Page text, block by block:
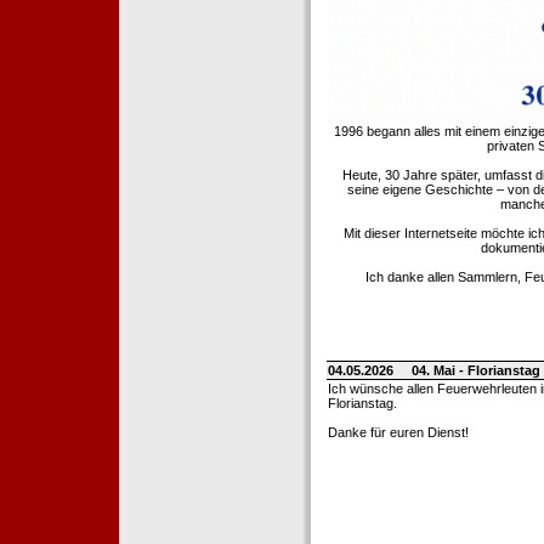
1996 begann alles mit einem
privaten
Heute, 30 Jahre später, umfasst
seine eigene Geschichte – von
Mit dieser Internetseite möchte
Ich danke allen Sammlern,
04.05.2026
04. Mai -
Ich wünsche allen Feuerwehrleuten
Florianstag.
Danke für euren Dienst!